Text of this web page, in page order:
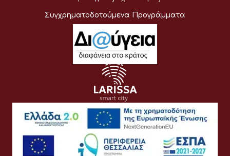
Συγχρηματοδοτούμενα Προγράμματα